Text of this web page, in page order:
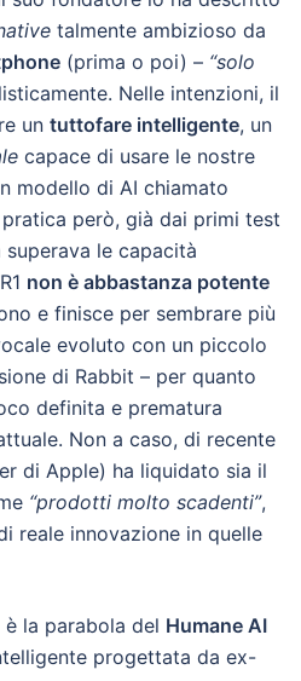
talmente ambizioso da
(prima o poi) – “solo
Nelle intenzioni, il
un tuttofare intelligente, un
capace di usare le nostre
modello di AI chiamato
pratica però, già dai primi test
superava le capacità
non è abbastanza potente
e finisce per sembrare più
evoluto con un piccolo
di Rabbit – per quanto
definita e prematura
Non a caso, di recente
di Apple) ha liquidato sia il
“prodotti molto scadenti”,
reale innovazione in quelle
la parabola del Humane AI
progettata da ex-